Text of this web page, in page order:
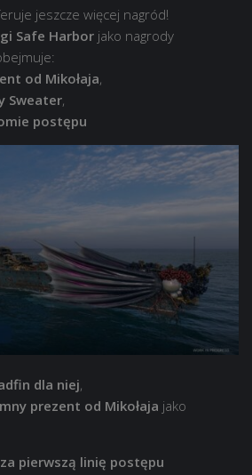
jeszcze więcej nagród!
Safe Harbor jako nagrody
od Mikołaja,
Sweater,
postępu
dla niej,
prezent od Mikołaja jako
pierwszą linię postępu